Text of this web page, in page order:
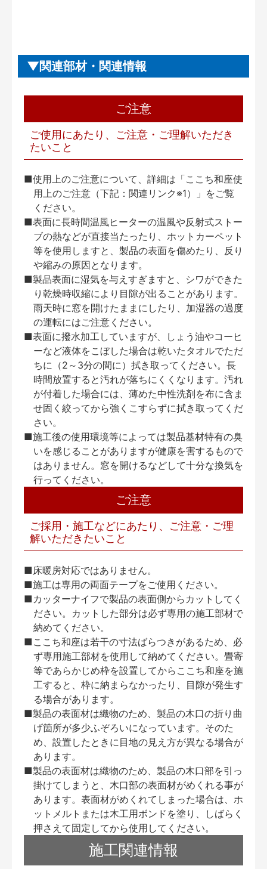
関連部材・関連情報
ご注意
ご使用にあたり、ご注意・ご理解いただき
たいこと
■使用上のご注意について、詳細は「ここち和座使
用上のご注意（下記：関連リンク※1）」をご覧
ください。
■表面に長時間温風ヒーターの温風や反射式ストー
ブの熱などが直接当たったり、ホットカーペット
等を使用しますと、製品の表面を傷めたり、反り
や縮みの原因となります。
■製品表面に湿気を与えすぎますと、シワができた
り乾燥時収縮により目隙が出ることがあります。
雨天時に窓を開けたままにしたり、加湿器の過度
の運転にはご注意ください。
■表面に撥水加工していますが、しょう油やコーヒ
ーなど液体をこぼした場合は乾いたタオルでただ
ちに（2～3分の間に）拭き取ってください。長
時間放置すると汚れが落ちにくくなります。汚れ
が付着した場合には、薄めた中性洗剤を布に含ま
せ固く絞ってから強くこすらずに拭き取ってくだ
さい。
■施工後の使用環境等によっては製品基材特有の臭
いを感じることがありますが健康を害するもので
はありません。窓を開けるなどして十分な換気を
行ってください。
ご注意
ご採用・施工などにあたり、ご注意・ご理
解いただきたいこと
■床暖房対応ではありません。
■施工は専用の両面テープをご使用ください。
■カッターナイフで製品の表面側からカットしてく
ださい。カットした部分は必ず専用の施工部材で
納めてください。
■ここち和座は若干の寸法ばらつきがあるため、必
ず専用施工部材を使用して納めてください。畳寄
等であらかじめ枠を設置してからここち和座を施
工すると、枠に納まらなかったり、目隙が発生す
る場合があります。
■製品の表面材は織物のため、製品の木口の折り曲
げ箇所が多少ふぞろいになっています。そのた
め、設置したときに目地の見え方が異なる場合が
あります。
■製品の表面材は織物のため、製品の木口部を引っ
掛けてしまうと、木口部の表面材がめくれる事が
あります。表面材がめくれてしまった場合は、ホ
ットメルトまたは木工用ボンドを塗り、しばらく
押さえて固定してから使用してください。
施工関連情報